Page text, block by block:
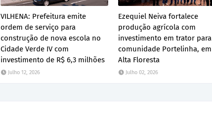
VILHENA: Prefeitura emite
ordem de serviço para
construção de nova escola no
Cidade Verde IV com
investimento de R$ 6,3 milhões
Julho 12, 2026
Ezequiel Neiva fortalece
produção agrícola com
investimento em trator para
comunidade Portelinha, em
Alta Floresta
Julho 02, 2026